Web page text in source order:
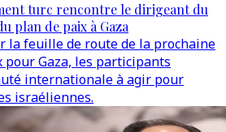
turc rencontre le dirigeant du
plan de paix à Gaza
la feuille de route de la prochaine
pour Gaza, les participants
internationale à agir pour
israéliennes.